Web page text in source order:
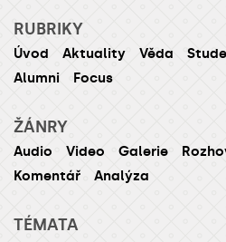
RUBRIKY
Úvod Aktuality Věda
Alumni
Focus
ŽÁNRY
Audio Video Galerie
Komentář
Analýza
TÉMATA